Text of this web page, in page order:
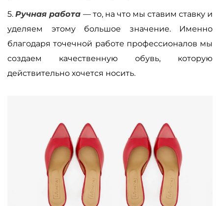
5. Ручная работа — то, на что мы ставим ставку и
уделяем этому большое значение. Именно
благодаря точечной работе профессионалов мы
создаем качественную обувь, которую
действительно хочется носить.